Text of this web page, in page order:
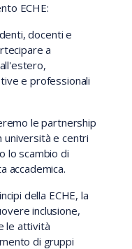
ECHE:
docenti e
a
e professionali
le partnership
università e centri
lo scambio di
accademica.
della ECHE, la
inclusione,
le attività
di gruppi